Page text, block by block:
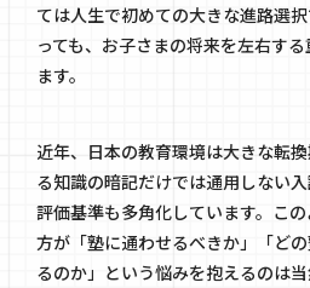
ては人生で初めての大きな進路選
っても、お子さまの将来を左右す
ます。
近年、日本の教育環境は大きな転
る知識の暗記だけでは通用しない
評価基準も多角化しています。こ
方が「塾に通わせるべきか」「ど
るのか」という悩みを抱えるのは